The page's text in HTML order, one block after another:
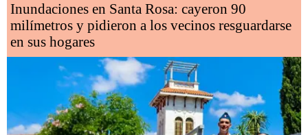
Inundaciones en Santa Rosa: cayeron 90
milímetros y pidieron a los vecinos resguardarse
en sus hogares